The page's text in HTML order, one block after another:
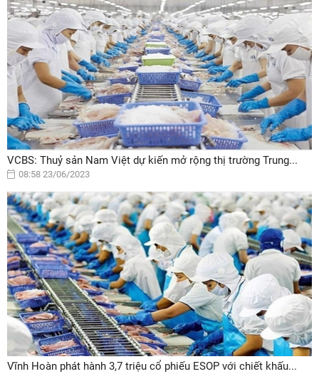
VCBS: Thuỷ sản Nam Việt dự kiến mở rộng thị trường Trung...
08:58 23/06/2023
Vĩnh Hoàn phát hành 3,7 triệu cổ phiếu ESOP với chiết khấu...